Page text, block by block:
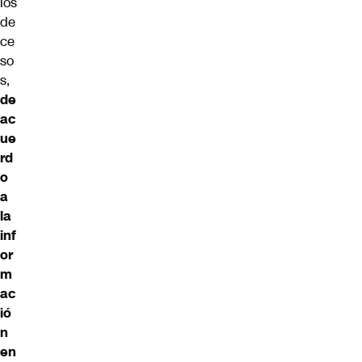
de
ce
so
s,
de
ac
ue
rd
o
a
la
inf
or
m
ac
ió
n
en